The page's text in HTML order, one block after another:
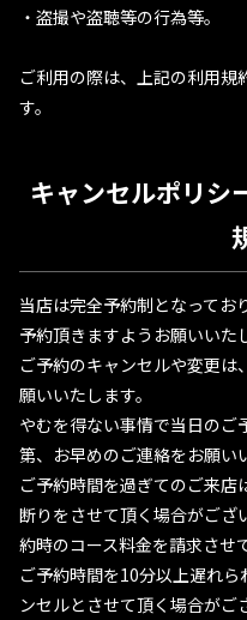
・盗撮や盗聴等の行為等。
ご利用の際は、上記の利用規
す。
キャンセルポリシ
当店は完全予約制となってお
予約頂きますようお願いいた
ご予約のキャンセルや変更
願いいたします。
やむを得ない事情で当日のご
第、お早めのご連絡をお願い
ご予約時間を過ぎてのご来
断りをさせて頂く場合がご
約時のコース料金を請求させ
ご予約時間を10分以上遅れ
ンセルとさせて頂く場合がご